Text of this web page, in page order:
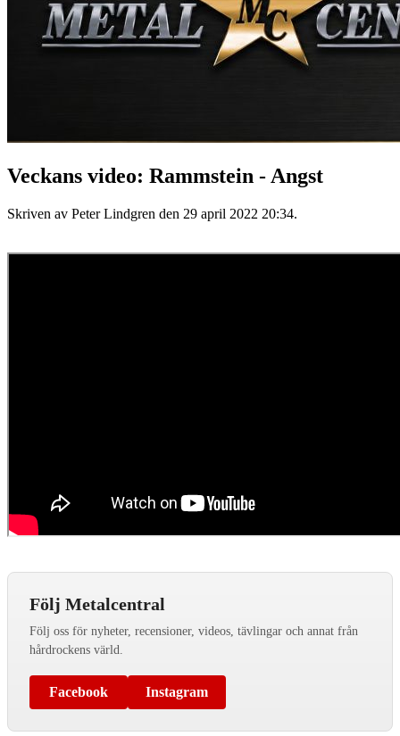
Veckans video: Rammstein - Angst
Skriven av Peter Lindgren den 29 april 2022 20:34.
Följ Metalcentral
Följ oss för nyheter, recensioner, videos, tävlingar och annat från
hårdrockens värld.
Facebook Instagram